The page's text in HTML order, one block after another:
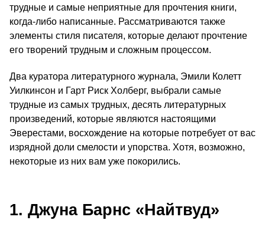
трудные и самые неприятные для прочтения книги,
когда-либо написанные. Рассматриваются также
элементы стиля писателя, которые делают прочтение
его творений трудным и сложным процессом.
Два куратора литературного журнала, Эмили Колетт
Уилкинсон и Гарт Риск Холберг, выбрали самые
трудные из самых трудных, десять литературных
произведений, которые являются настоящими
Эверестами, восхождение на которые потребует от вас
изрядной доли смелости и упорства. Хотя, возможно,
некоторые из них вам уже покорились.
1. Джуна Барнс «Найтвуд»